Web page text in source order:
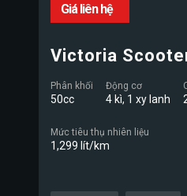
Giá liên hệ
Victoria
Phân khối
50cc
Động cơ
4 kì, 1 xy lanh
Mức tiêu thụ nhiên liệu
1,299 lít/km